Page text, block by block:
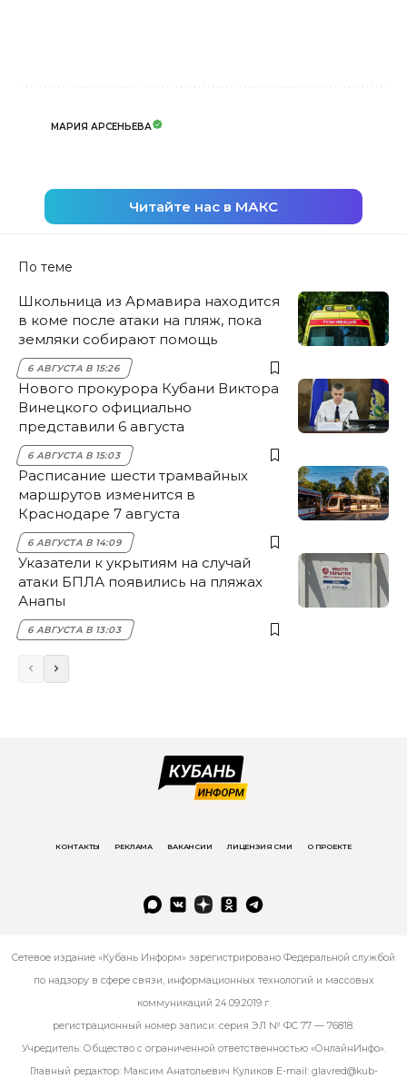
МАРИЯ АРСЕНЬЕВА
Читайте нас в МАКС
По теме
Школьница из Армавира находится
в коме после атаки на пляж, пока
земляки собирают помощь
6 АВГУСТА В 15:26
Нового прокурора Кубани Виктора
Винецкого официально
представили 6 августа
6 АВГУСТА В 15:03
Расписание шести трамвайных
маршрутов изменится в
Краснодаре 7 августа
6 АВГУСТА В 14:09
Указатели к укрытиям на случай
атаки БПЛА появились на пляжах
Анапы
6 АВГУСТА В 13:03
КОНТАКТЫ РЕКЛАМА ВАКАНСИИ ЛИЦЕНЗИЯ СМИ О ПРОЕКТЕ
Сетевое издание «Кубань Информ» зарегистрировано Федеральной службой
по надзору в сфере связи, информационных технологий и массовых
коммуникаций 24.09.2019 г.
регистрационный номер записи: серия ЭЛ № ФС 77 — 76818.
Учредитель: Общество с ограниченной ответственностью «ОнлайнИнфо».
Главный редактор: Максим Анатольевич Куликов E-mail: glavred@kub-